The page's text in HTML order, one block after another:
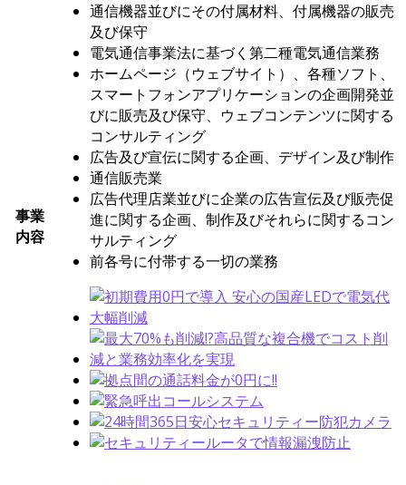
事業
内容
通信機器並びにその付属材料、付属機器の販売
及び保守
電気通信事業法に基づく第二種電気通信業務
ホームページ（ウェブサイト）、各種ソフト、
スマートフォンアプリケーションの企画開発並
びに販売及び保守、ウェブコンテンツに関する
コンサルティング
広告及び宣伝に関する企画、デザイン及び制作
通信販売業
広告代理店業並びに企業の広告宣伝及び販売促
進に関する企画、制作及びそれらに関するコン
サルティング
前各号に付帯する一切の業務